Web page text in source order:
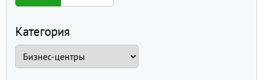
Категория